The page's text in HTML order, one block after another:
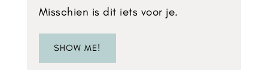
Misschien is dit iets voor je.
SHOW ME!